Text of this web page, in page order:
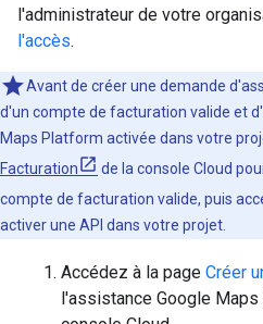
l'administrateur de votre
l'accès.
Avant de créer une demande
d'un compte de facturation valide et
Maps Platform activée dans votre
Facturation
de la console Cloud
compte de facturation valide, puis
activer une API dans votre projet.
Accédez à la page Créer
l'assistance Google